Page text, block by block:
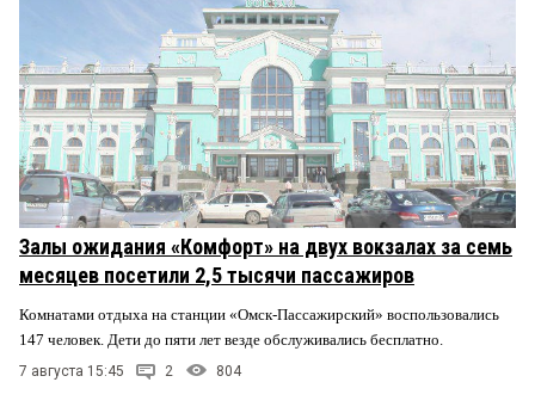
Залы ожидания «Комфорт» на двух вокзалах за семь
месяцев посетили 2,5 тысячи пассажиров
Комнатами отдыха на станции «Омск-Пассажирский» воспользовались
147 человек. Дети до пяти лет везде обслуживались бесплатно.
7 августа 15:45 2 804